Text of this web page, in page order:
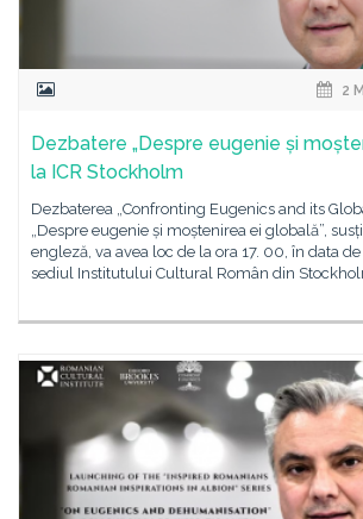
2
Dezbatere „Despre eugenie și
la ICR Stockholm
Dezbaterea „Confronting Eugenics and its
„Despre eugenie și moștenirea ei globală”,
engleză, va avea loc de la ora 17. 00, în data
sediul Institutului Cultural Român din